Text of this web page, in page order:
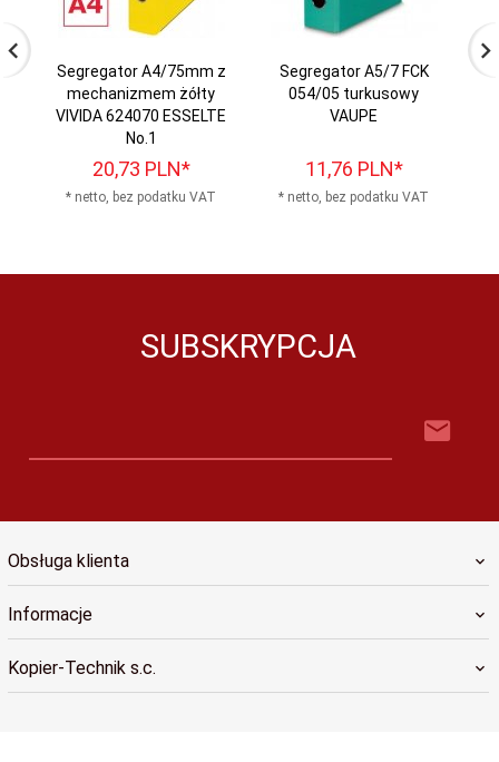
Segregator A4/75mm z
mechanizmem żółty
VIVIDA 624070 ESSELTE
No.1
20,73 PLN*
* netto, bez podatku VAT
Segregator A5/7 FCK
054/05 turkusowy
VAUPE
11,76 PLN*
* netto, bez podatku VAT
SUBSKRYPCJA
Obsługa klienta
Informacje
Kopier-Technik s.c.